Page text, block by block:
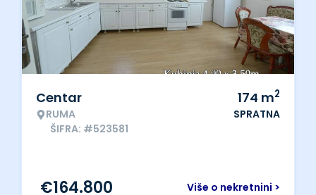
Centar
RUMA
ŠIFRA: #523581
174 m2
SPRATNA
Više o nekretnini >
€164.800